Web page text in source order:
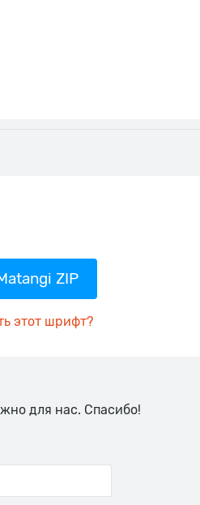
ZIP
этот шрифт?
для нас. Спасибо!